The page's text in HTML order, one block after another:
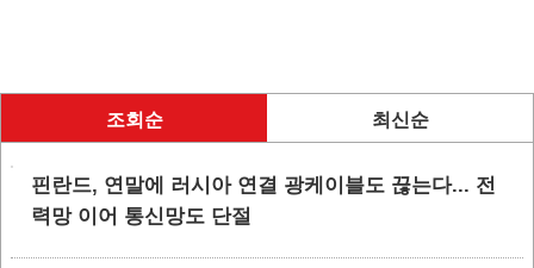
조회순 최신순
핀란드, 연말에 러시아 연결 광케이블도 끊는다... 전
력망 이어 통신망도 단절